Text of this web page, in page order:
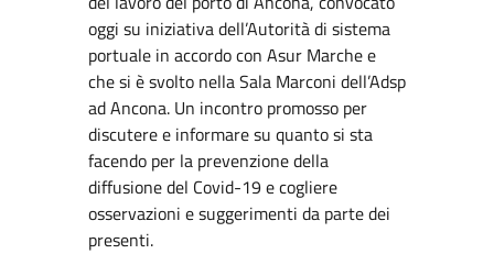
oggi su iniziativa dell’Autorità di sistema
portuale in accordo con Asur Marche e
che si è svolto nella Sala Marconi dell’Adsp
ad Ancona. Un incontro promosso per
discutere e informare su quanto si sta
facendo per la prevenzione della
diffusione del Covid-19 e cogliere
osservazioni e suggerimenti da parte dei
presenti.